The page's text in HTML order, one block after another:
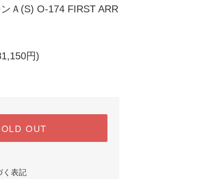
Ａ(S) O-174 FIRST ARR
円)
OUT
く表記